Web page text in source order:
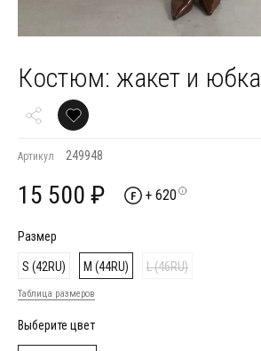
Костюм: жакет и юбка
Артикул 249948
15 500 ₽ + 620
Размер
S (42RU) M (44RU) L (46RU)
Таблица размеров
Выберите цвет